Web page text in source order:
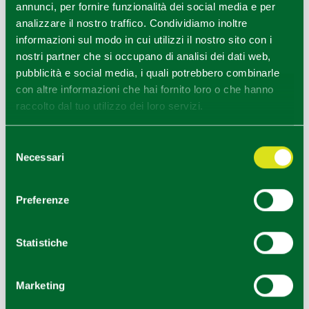
annunci, per fornire funzionalità dei social media e per
analizzare il nostro traffico. Condividiamo inoltre
informazioni sul modo in cui utilizzi il nostro sito con i
nostri partner che si occupano di analisi dei dati web,
pubblicità e social media, i quali potrebbero combinarle
con altre informazioni che hai fornito loro o che hanno
raccolto dal tuo utilizzo dei loro servizi.
delNecessari
Preferenze
Statistiche
Marketing
trekking in vigna Oinoe - Giovanni Nurra
1/1